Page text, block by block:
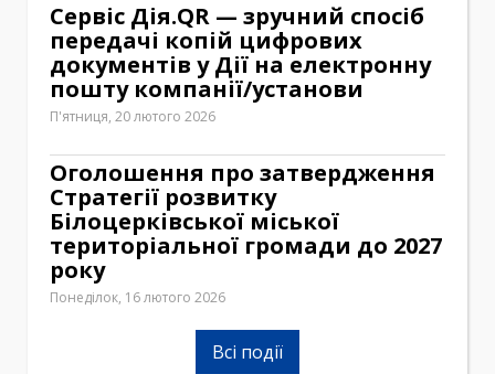
Сервіс Дія.QR — зручний спосіб
передачі копій цифрових
документів у Дії на електронну
пошту компанії/установи
П'ятниця, 20 лютого 2026
Оголошення про затвердження
Стратегії розвитку
Білоцерківської міської
територіальної громади до 2027
року
Понеділок, 16 лютого 2026
Всі події